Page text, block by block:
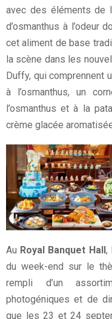
avec des éléments de
d’osmanthus à l’odeur
cet aliment de base
la scène dans les
Duffy, qui comprennent
à l’osmanthus, un
l’osmanthus et à la
crème glacée
Au Royal Banquet Hall,
du week-end sur le
rempli d’un
photogéniques et de
que les 23 et 24